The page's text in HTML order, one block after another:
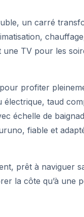
un carré
TV pour les
profiter
taud
échelle de
fiable et
prêt à naviguer
la côte qu’à une